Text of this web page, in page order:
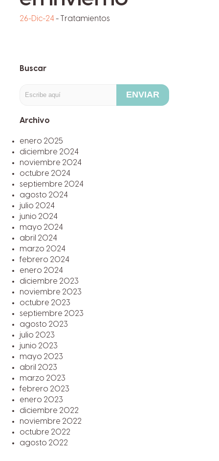
26-Dic-24- Tratamientos
Buscar
ENVIAR
Archivo
enero 2025
diciembre 2024
noviembre 2024
octubre 2024
septiembre 2024
agosto 2024
julio 2024
junio 2024
mayo 2024
abril 2024
marzo 2024
febrero 2024
enero 2024
diciembre 2023
noviembre 2023
octubre 2023
septiembre 2023
agosto 2023
julio 2023
junio 2023
mayo 2023
abril 2023
marzo 2023
febrero 2023
enero 2023
diciembre 2022
noviembre 2022
octubre 2022
agosto 2022